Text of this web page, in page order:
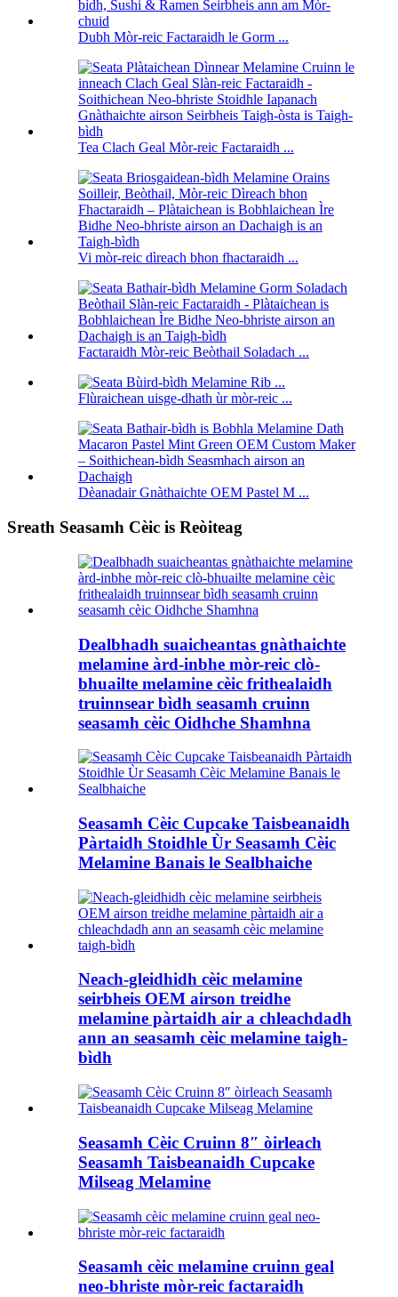
Dubh Mòr-reic Factaraidh le Gorm ...
Tea Clach Geal Mòr-reic Factaraidh ...
Vi mòr-reic dìreach bhon fhactaraidh ...
Factaraidh Mòr-reic Beòthail Soladach ...
Flùraichean uisge-dhath ùr mòr-reic ...
Dèanadair Gnàthaichte OEM Pastel M ...
Sreath Seasamh Cèic is Reòiteag
Dealbhadh suaicheantas gnàthaichte
melamine àrd-inbhe mòr-reic clò-
bhuailte melamine cèic frithealaidh
truinnsear bìdh seasamh cruinn
seasamh cèic Oidhche Shamhna
Seasamh Cèic Cupcake Taisbeanaidh
Pàrtaidh Stoidhle Ùr Seasamh Cèic
Melamine Banais le Sealbhaiche
Neach-gleidhidh cèic melamine
seirbheis OEM airson treidhe
melamine pàrtaidh air a chleachdadh
ann an seasamh cèic melamine taigh-
bìdh
Seasamh Cèic Cruinn 8″ òirleach
Seasamh Taisbeanaidh Cupcake
Milseag Melamine
Seasamh cèic melamine cruinn geal
neo-bhriste mòr-reic factaraidh